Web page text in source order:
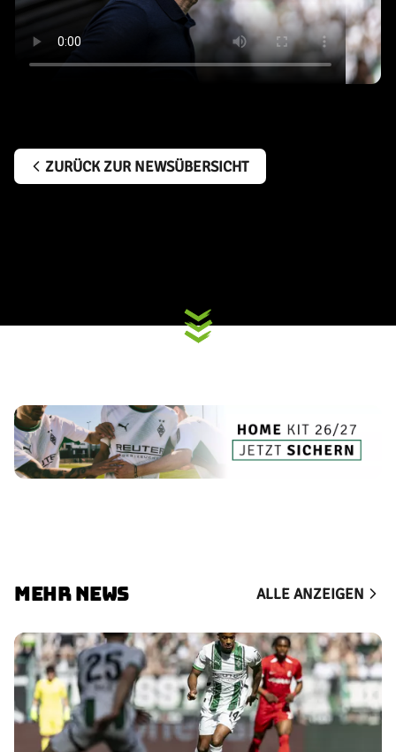
ZURÜCK ZUR NEWSÜBERSICHT
MEHR NEWS ALLE ANZEIGEN